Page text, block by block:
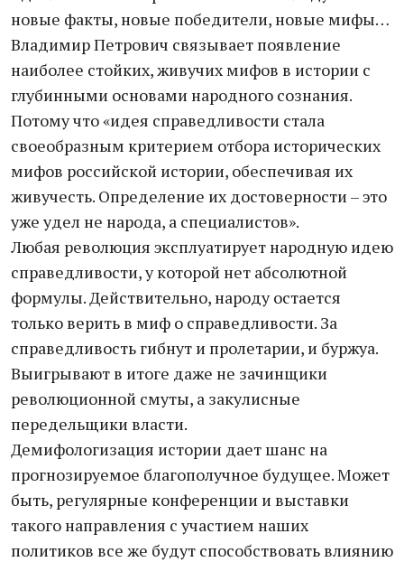
новые факты, новые победители, новые мифы…
Владимир Петрович связывает появление
наиболее стойких, живучих мифов в истории с
глубинными основами народного сознания.
Потому что «идея справедливости стала
своеобразным критерием отбора исторических
мифов российской истории, обеспечивая их
живучесть. Определение их достоверности – это
уже удел не народа, а специалистов».
Любая революция эксплуатирует народную идею
справедливости, у которой нет абсолютной
формулы. Действительно, народу остается
только верить в миф о справедливости. За
справедливость гибнут и пролетарии, и буржуа.
Выигрывают в итоге даже не зачинщики
революционной смуты, а закулисные
передельщики власти.
Демифологизация истории дает шанс на
прогнозируемое благополучное будущее. Может
быть, регулярные конференции и выставки
такого направления с участием наших
политиков все же будут способствовать влиянию